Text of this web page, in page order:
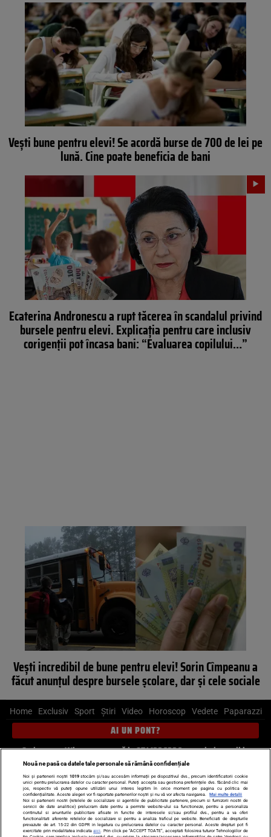
Vești bune pentru elevi! Se acordă burse de 700 de lei pe
lună. Cine poate beneficia de bani
Ecaterina Andronescu a rupt tăcerea în scandalul privind
bursele pentru elevi. Explicația pentru care inclusiv
corigenții pot încasa bani: “Evaluarea copilului…”
Vești incredibil de bune pentru elevi! Sorin Cîmpeanu a
făcut anunțul despre bursele școlare, dar și cele sociale
Home Exclusiv Sport Știri Video Horoscop Vedete Paparazzi
AI UN PONT?
Scrie-ne pe Whatsapp, sună la 0741226226 sau trimite mail la
pont@cancan.ro
Știri interne Știri externe
Politică
Ultimele stiri
Diete Insula Iubirii Dictionar de vise
LIFE STYLE
Horoscop
Nouă ne pasă ca datele tale personale să rămână confidențiale
Noi și partenerii noștri 1019stocăm și/sau accesăm informații pe dispozitivul dvs., precum identificatorii cookie
unici pentru prelucrarea datelor cu caracter personal. Puteți accepta sau gestiona preferințele dvs. făcând clic mai
jos, respectiv vă puteți opune utilizării unui interes legitim în orice moment pe pagina cu politica de
confidențialitate. Aceste alegeri vor fi raportate partenerilor noștri și nu vă vor afecta navigarea.
Mai multe detalii
Noi si partenerii nostri (retelele de socializare si agentiile de publicitate partenere, precum si furnizorii nostri de
servicii de date analitice) prelucram date pentru a permite website-ului sa functioneze, pentru a personaliza
continutul si anunturile publicitare afisate in functie de interesele si/sau profilul dvs., pentru a va oferi
functionalitati aferente retelelor de socializare si pentru a analiza traficul pe website. Beneficiati de drepturile
prevazute de art. 15-22 din GDPR in legatura cu prelucrarea datelor cu caracter personal. Aceste drepturi pot fi
exercitate prin modalitatea indicataaici . Prin click pe “ACCEPT TOATE”, acceptati folosirea tuturor Tehnologiilor de